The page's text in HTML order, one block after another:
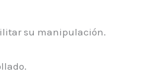
su manipulación.